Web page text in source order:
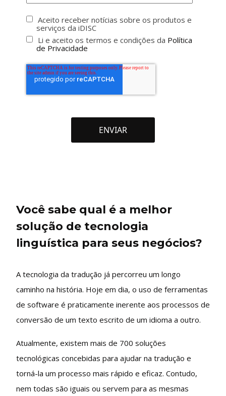
Aceito receber notícias sobre os produtos e
serviços da iDISC
Li e aceito os termos e condições da Política
de Privacidade
Você sabe qual é a melhor
solução de tecnologia
linguística para seus negócios?
A tecnologia da tradução já percorreu um longo
caminho na história. Hoje em dia, o uso de ferramentas
de software é praticamente inerente aos processos de
conversão de um texto escrito de um idioma a outro.
Atualmente, existem mais de 700 soluções
tecnológicas concebidas para ajudar na tradução e
torná-la um processo mais rápido e eficaz. Contudo,
nem todas são iguais ou servem para as mesmas